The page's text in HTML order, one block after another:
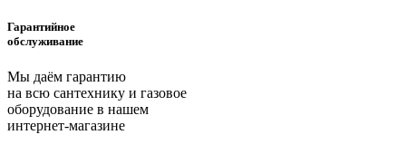
Гарантийное
обслуживание
Мы даём гарантию
на всю сантехнику и газовое
оборудование в нашем
интернет-магазине